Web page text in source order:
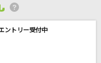
ントリー受付中